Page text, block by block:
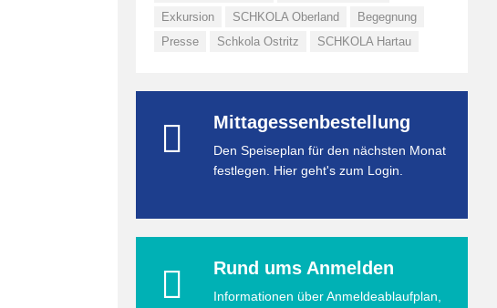
Exkursion
SCHKOLA Oberland
Begegnung
Presse
Schkola Ostritz SCHKOLA Hartau
Mittagessenbestellung
Den Speiseplan für den nächsten Monat
festlegen. Hier geht's zum Login.
Rund ums Anmelden
Informationen über Anmeldeablaufplan,